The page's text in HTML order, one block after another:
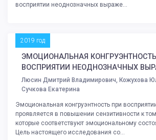
восприятии неоднозначных выраже...
2019 год
ЭМОЦИОНАЛЬНАЯ
ВОСПРИЯТИИ НЕОДНОЗНАЧНЫХ
Люсин Дмитрий Владимирович, Кожухова
Сучкова Екатерина
Эмоциональная конгруэнтность при
проявляется в повышении сензитивности к
которые соответствуют эмоциональному
Цель настоящего исследования со...